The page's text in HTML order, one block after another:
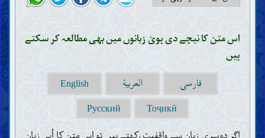
اس متن کا نیچے دی ہوئ زبانوں میں بھی مطالعہ کر سکتے
ہیں
فارسی العربية English
Тоҷикӣ
Русский
قرآن کی تفسیر کے قواعد اور روش
خدا کے خلیفہ کے صفات اور اسکی ضرورت
خدا کے خلیفہ کی پہچان کا طریقہ (معجزہ اور نص)
خدا کی پہچان (وجود، صفات اور افعال)
خدا کے خلفاء کی پہچان